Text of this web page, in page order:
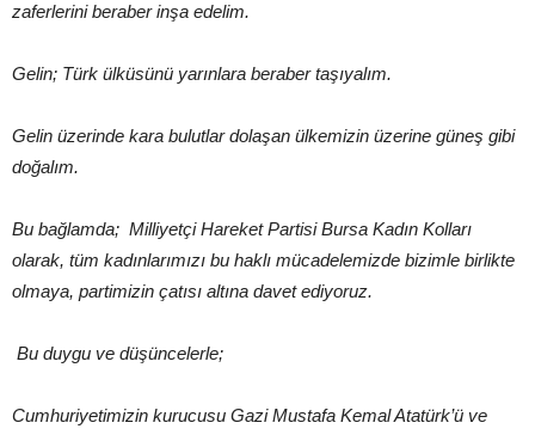
zaferlerini beraber inşa edelim.
Gelin; Türk ülküsünü yarınlara beraber taşıyalım.
Gelin üzerinde kara bulutlar dolaşan ülkemizin üzerine güneş gibi
doğalım.
Bu bağlamda; Milliyetçi Hareket Partisi Bursa Kadın Kolları
olarak, tüm kadınlarımızı bu haklı mücadelemizde bizimle birlikte
olmaya, partimizin çatısı altına davet ediyoruz.
Bu duygu ve düşüncelerle;
Cumhuriyetimizin kurucusu Gazi Mustafa Kemal Atatürk’ü ve